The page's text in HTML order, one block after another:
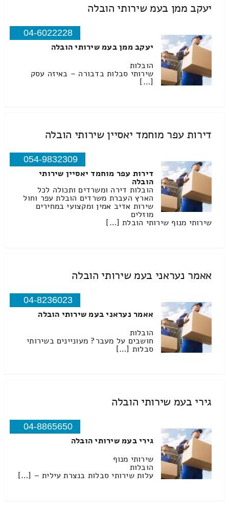
יעקב ממן בעמ שירותי הובלה
04-6022228
יעקב ממן בעמ שירותי הובלה
הובלות
שירותי סבלות בדבורה – באיזה עסק
[…]
דירות עפר מוחמד יאסיין שירותי הובלה
054-9832309
דירות עפר מוחמד יאסיין שירותי
הובלה
הובלות דירה ומשרדים ותכולה לכל
הארץ העברת משרדים הובלת עפר וחול
שירות אדיב אמין ומקצועי במחירים
מוזלים
שירותי מנוף שירותי הובלת […]
אאמר נעראני בעמ שירותי הובלה
04-8236023
אאמר נעראני בעמ שירותי הובלה
הובלות
חושבים על מעבר? מעוניינים בשירותי
סבלות […]
גירי בעמ שירותי הובלה
04-8865650
גירי בעמ שירותי הובלה
שירותי מנוף
הובלות
עלות שירותי סבלות בנצרת עילית – […]